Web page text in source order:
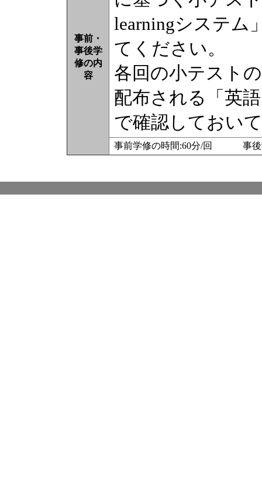
事前・
事後学
修の内
容
learningシステム
てください。
各回の小テスト
配布される「英
で確認しておい
事前学修の時間:60分/回 事後